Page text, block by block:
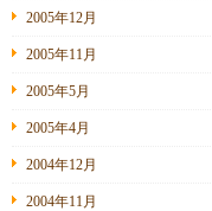
2005年12月
2005年11月
2005年5月
2005年4月
2004年12月
2004年11月